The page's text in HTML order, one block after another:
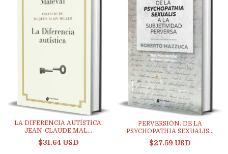
LA DIFERENCIA AUTÍSTICA.
JEAN-CLAUDE MAL...
$31.64 USD
PERVERSIÓN. DE LA
PSYCHOPATHIA SEXUALIS...
$27.59 USD